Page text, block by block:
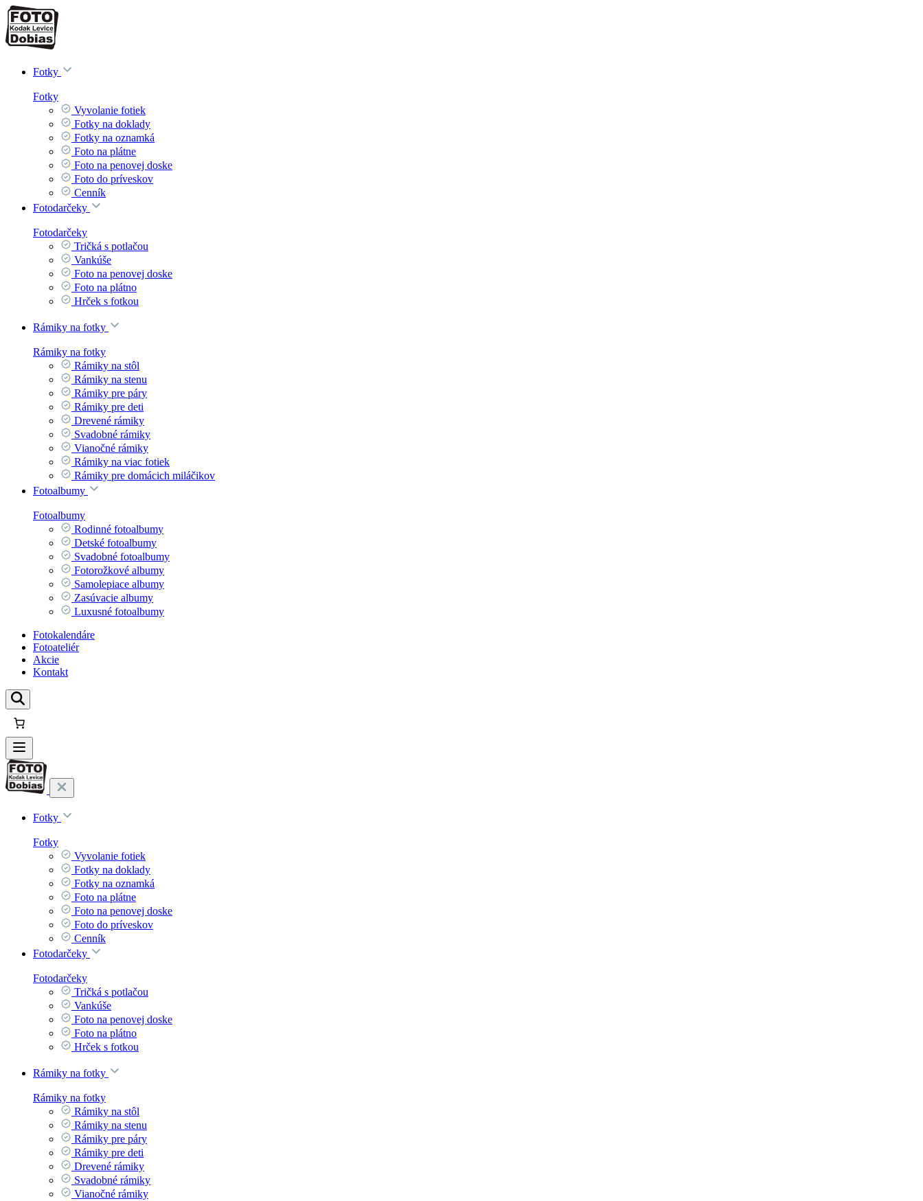
Fotky
Fotky
Vyvolanie fotiek
Fotky na doklady
Fotky na oznamká
Foto na plátne
Foto na penovej doske
Foto do príveskov
Cenník
Fotodarčeky
Fotodarčeky
Tričká s potlačou
Vankúše
Foto na penovej doske
Foto na plátno
Hrček s fotkou
Rámiky na fotky
Rámiky na fotky
Rámiky na stôl
Rámiky na stenu
Rámiky pre páry
Rámiky pre deti
Drevené rámiky
Svadobné rámiky
Vianočné rámiky
Rámiky na viac fotiek
Rámiky pre domácich miláčikov
Fotoalbumy
Fotoalbumy
Rodinné fotoalbumy
Detské fotoalbumy
Svadobné fotoalbumy
Fotorožkové albumy
Samolepiace albumy
Zasúvacie albumy
Luxusné fotoalbumy
Fotokalendáre
Fotoateliér
Akcie
Kontakt
Fotky
Fotky
Vyvolanie fotiek
Fotky na doklady
Fotky na oznamká
Foto na plátne
Foto na penovej doske
Foto do príveskov
Cenník
Fotodarčeky
Fotodarčeky
Tričká s potlačou
Vankúše
Foto na penovej doske
Foto na plátno
Hrček s fotkou
Rámiky na fotky
Rámiky na fotky
Rámiky na stôl
Rámiky na stenu
Rámiky pre páry
Rámiky pre deti
Drevené rámiky
Svadobné rámiky
Vianočné rámiky